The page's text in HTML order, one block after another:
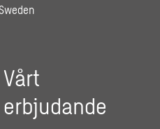
Vårt
erbjudande